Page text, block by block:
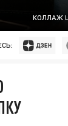
КОЛЛАЖ